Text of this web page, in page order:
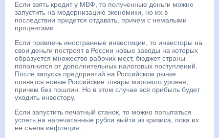
Если взять кредит у МВФ, то полученные деньги можно
запустить на модернизацию экономики, но их в
последствии придется отдавать, причем с немалыми
процентами.
Если привлечь иностранные инвестиции, то инвесторы на
свои деньги построят в России новые заводы на которых
образуется множество рабочих мест, бюджет страны
пополнится от дополнительных налоговых поступлений.
После запуска предприятий на Российском рынке
появятся новые Российские товары мирового уровня,
причем без пошлин. Но в этом случае вся прибыль будет
уходить инвестору.
Если запустить печатный станок, то можно попытаться
успеть на напечатанные рубли выйти из кризиса, пока их
не съела инфляция.